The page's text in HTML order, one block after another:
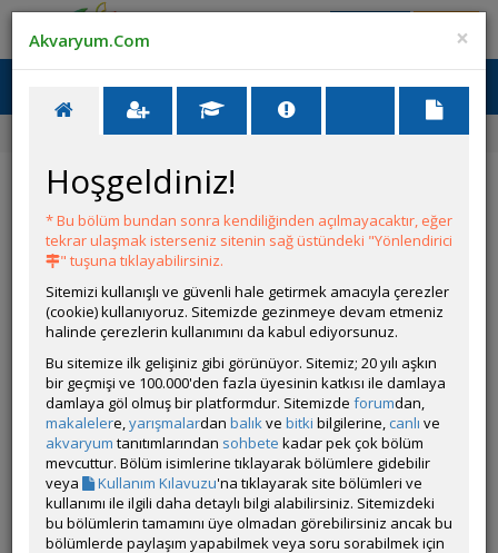
Ana Menü
Akvaryum Tanıtımı Akvaryumda Kar Yağışı
Akvaryumda Kar Yağışı
YANIT YAZ
TuRKeR
Çevrim Dışı
Gönderim Zamanı:24 Haziran 2026 18:04
Ölçüler: 30x30x30
Canlı Türleri: Endler ve karides
Bitki Türleri: Anubias çalı çırpı
Tankın Yaşı: 3
Filtrasyon ve Işıklandırma:
Tasarım ve Dekorasyon: Makarna kayası
Akvaryuma kullanmadığım bir avuç kadar beyaz kumu ekledim.
×
Akvaryum.Com
Hoşgeldiniz!
* Bu bölüm bundan sonra kendiliğinden açılmayacaktır, eğer
tekrar ulaşmak isterseniz sitenin sağ üstündeki "Yönlendirici
" tuşuna tıklayabilirsiniz.
Sitemizi kullanışlı ve güvenli hale getirmek amacıyla çerezler
(cookie) kullanıyoruz. Sitemizde gezinmeye devam etmeniz
halinde çerezlerin kullanımını da kabul ediyorsunuz.
Bu sitemize ilk gelişiniz gibi görünüyor. Sitemiz; 20 yılı aşkın
bir geçmişi ve 100.000'den fazla üyesinin katkısı ile damlaya
damlaya göl olmuş bir platformdur. Sitemizde forumdan,
makalelere,yarışmalardan balıkve bitki bilgilerine, canlı ve
akvaryum tanıtımlarından sohbete kadar pek çok bölüm
mevcuttur. Bölüm isimlerine tıklayarak bölümlere gidebilir
veya
Kullanım Kılavuzu'na tıklayarak site bölümleri ve
kullanımı ile ilgili daha detaylı bilgi alabilirsiniz. Sitemizdeki
bu bölümlerin tamamını üye olmadan görebilirsiniz ancak bu
bölümlerde paylaşım yapabilmek veya soru sorabilmek için